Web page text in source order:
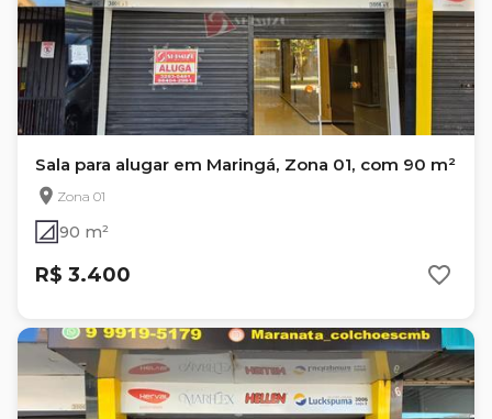
Sala para alugar em Maringá, Zona 01, com 90 m²
Zona 01
90 m²
R$ 3.400